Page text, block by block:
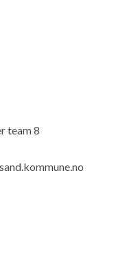
team 8